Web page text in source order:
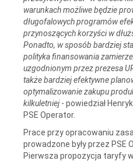
warunkach możliwe będzie
długofalowych programów
przynoszących korzyści w
Ponadto, w sposób bardziej
polityka finansowania
uzgodnionym przez prezesa
także bardziej efektywne
optymalizowanie zakupu
kilkuletniej - powiedział
PSE Operator.
Prace przy opracowaniu
prowadzone były przez PSE
Pierwsza propozycja taryfy